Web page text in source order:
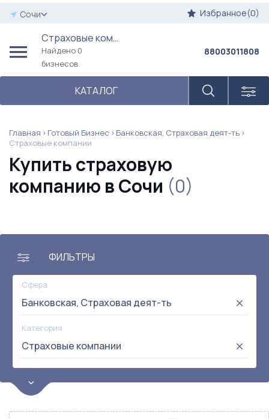
Сочи Избранное(0)
Страховые компании
Найдено 0
бизнесов
КАТАЛОГ
88003011808
Главная Готовый Бизнес
Банковская, Страховая деят-ть
Страховые компании
Купить страховую
компанию в Сочи (0)
ФИЛЬТРЫ
Сфера
Банковская, Страховая деят-ть
Категория
Страховые компании
Цена
от:
до:
Прибыль